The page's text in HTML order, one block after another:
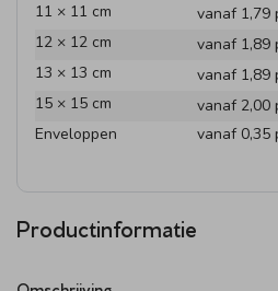
11 × 11 cm
vanaf 1,79
12 × 12 cm
vanaf 1,89
13 × 13 cm
vanaf 1,89
15 × 15 cm
vanaf 2,00
Enveloppen
vanaf 0,35
Productinformatie